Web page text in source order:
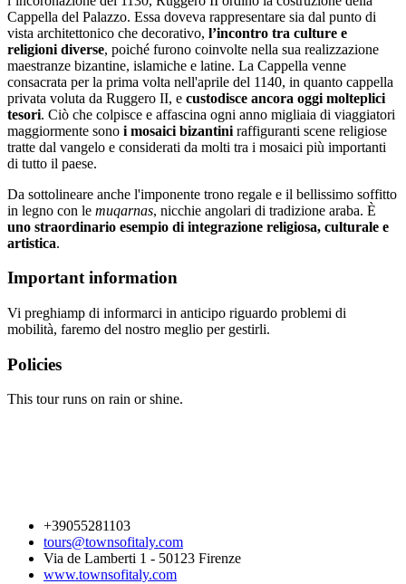
Cappella del Palazzo. Essa doveva rappresentare sia dal punto di
vista architettonico che decorativo, l’incontro tra culture e
religioni diverse, poiché furono coinvolte nella sua realizzazione
maestranze bizantine, islamiche e latine. La Cappella venne
consacrata per la prima volta nell'aprile del 1140, in quanto cappella
privata voluta da Ruggero II, e custodisce ancora oggi molteplici
tesori. Ciò che colpisce e affascina ogni anno migliaia di viaggiatori
maggiormente sono i mosaici bizantini raffiguranti scene religiose
tratte dal vangelo e considerati da molti tra i mosaici più importanti
di tutto il paese.
Da sottolineare anche l'imponente trono regale e il bellissimo soffitto
in legno con le muqarnas, nicchie angolari di tradizione araba. È
uno straordinario esempio di integrazione religiosa, culturale e
artistica.
Important information
Vi preghiamp di informarci in anticipo riguardo problemi di
mobilità, faremo del nostro meglio per gestirli.
Policies
This tour runs on rain or shine.
+39055281103
tours@townsofitaly.com
Via de Lamberti 1 - 50123 Firenze
www.townsofitaly.com